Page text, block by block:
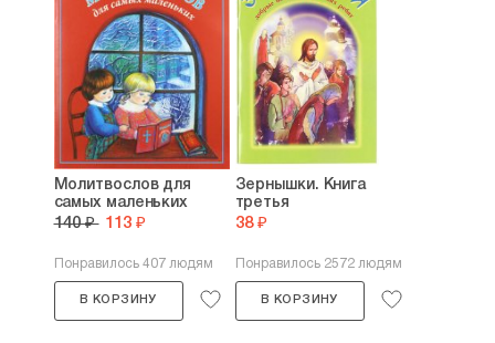
Молитвослов для
самых маленьких
140 ₽ 113 ₽
Понравилось 407 людям
В КОРЗИНУ
Зернышки. Книга
третья
38 ₽
Понравилось 2572 людям
В КОРЗИНУ